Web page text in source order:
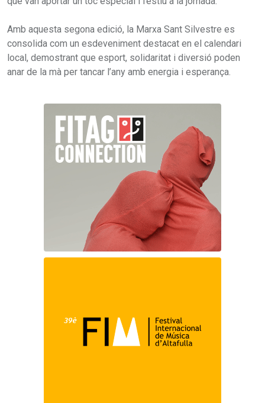
Amb aquesta segona edició, la Marxa Sant Silvestre es
consolida com un esdeveniment destacat en el calendari
local, demostrant que esport, solidaritat i diversió poden
anar de la mà per tancar l’any amb energia i esperança.